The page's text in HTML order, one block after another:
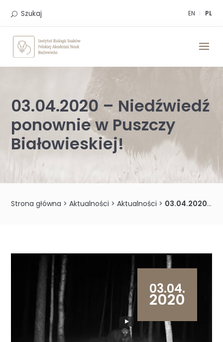
EN PL
Szukaj
03.04.2020 – Niedźwiedź
ponownie w Puszczy
Białowieskiej!
Strona główna >Aktualności >Aktualności > 03.04.2020 – Niedźwiedź ponownie w Puszczy Białowieskiej!
03.04.
2020